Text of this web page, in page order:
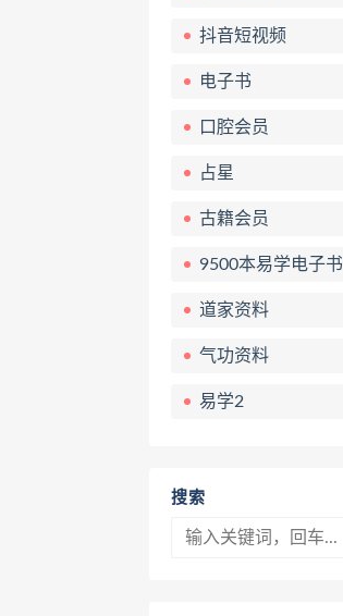
抖音短视频
电子书
口腔会员
占星
古籍会员
9500本易学电子书
道家资料
气功资料
易学2
搜索